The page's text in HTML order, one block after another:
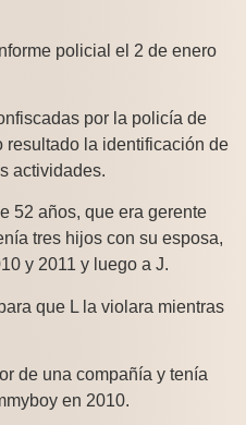
policial el 2 de enero
por la policía de
resultado la identificación de
actividades.
52 años, que era gerente
tres hijos con su esposa,
y 2011 y luego a J.
que L la violara mientras
de una compañía y tenía
en 2010.